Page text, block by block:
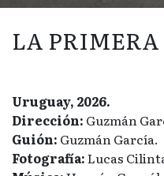
LA
Uruguay, 2026.
Dirección: Guzmán
Guión: Guzmán García.
Fotografía:Lucas